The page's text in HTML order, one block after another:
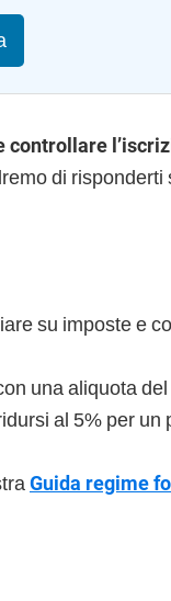
controllare
di risponderti
su imposte e
una aliquota
al 5% per un
Guida regime